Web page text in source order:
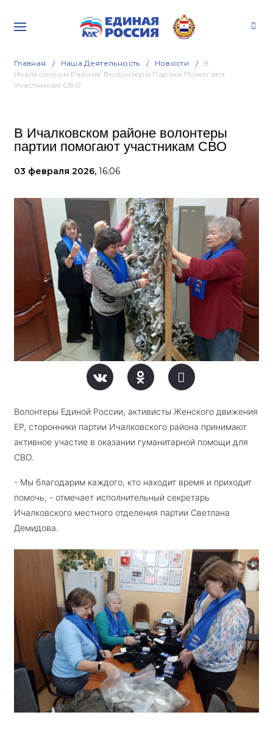
Главная Наша Деятельность Новости
В
Ичалковском Районе Волонтеры Партии Помогают
Участникам СВО
В Ичалковском районе волонтеры
партии помогают участникам СВО
03 февраля 2026, 16:06
Волонтеры Единой России, активисты Женского движения
ЕР, сторонники партии Ичалковского района принимают
активное участие в оказании гуманитарной помощи для
СВО.
- Мы благодарим каждого, кто находит время и приходит
помочь, - отмечает исполнительный секретарь
Ичалковского местного отделения партии Светлана
Демидова.